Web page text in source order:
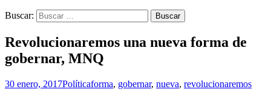
Buscar:
Revolucionaremos una nueva forma de
gobernar, MNQ
30 enero, 2017Políticaforma, gobernar, nueva, revolucionaremos